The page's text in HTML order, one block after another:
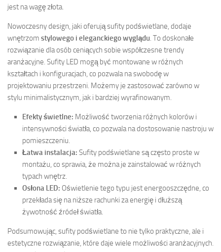
jest na wagę złota.
Nowoczesny design, jaki oferują sufity podświetlane, dodaje
wnętrzom stylowego i eleganckiego wyglądu. To doskonałe
rozwiązanie dla osób ceniących sobie współczesne trendy
aranżacyjne. Sufity LED mogą być montowane w różnych
kształtach i konfiguracjach, co pozwala na swobodę w
projektowaniu przestrzeni. Możemy je zastosować zarówno w
stylu minimalistycznym, jak i bardziej wyrafinowanym.
Efekty świetlne: Możliwość tworzenia różnych kolorów i
intensywności światła, co pozwala na dostosowanie nastroju w
pomieszczeniu.
Łatwa instalacja: Sufity podświetlane są często proste w
montażu, co sprawia, że można je zainstalować w różnych
typach wnętrz.
Osłona LED: Oświetlenie tego typu jest energooszczędne, co
przekłada się na niższe rachunki za energię i dłuższą
żywotność źródeł światła.
Podsumowując, sufity podświetlane to nie tylko praktyczne, ale i
estetyczne rozwiązanie, które daje wiele możliwości aranżacyjnych.